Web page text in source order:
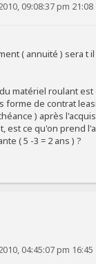
09:08:37 pm 21:08
( annuité ) sera t
matériel roulant
forme de contrat
) après
est ce qu'on prend
( 5 -3 = 2 ans ) ?
04:45:07 pm 16:45